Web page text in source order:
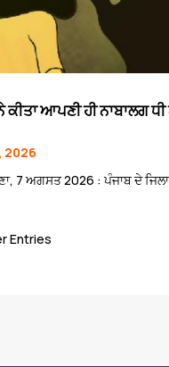
ਕੀਤਾ ਆਪਣੀ ਹੀ ਨਾਬਾਲਗ
2026
7 ਅਗਸਤ 2026 : ਪੰਜਾਬ ਦੇ
Entries